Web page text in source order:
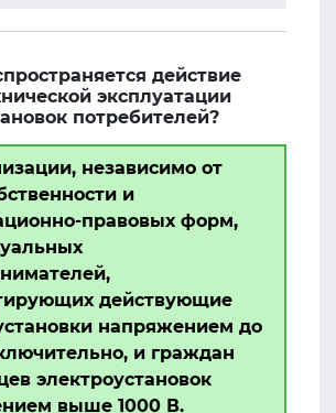
действие
эксплуатации
потребителей?
независимо от
и
правовых форм,
действующие
напряжением до
и граждан
электроустановок
выше 1000 В.